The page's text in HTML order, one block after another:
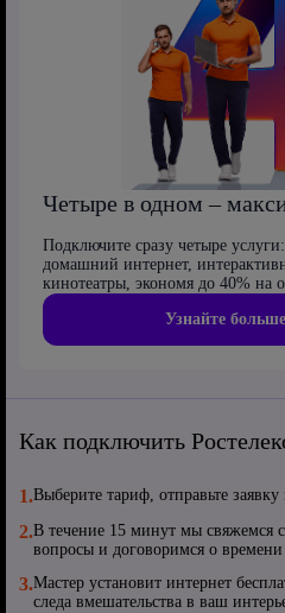
Четыре в одном –
Подключите сразу четыре
домашний интернет,
кинотеатры, экономя до 40% на
Узнайте
Как подключить
1.Выберите тариф, отправьте
2.В течение 15 минут мы свяжемся
вопросы и договоримся о
3.Мастер установит интернет
следа вмешательства в ваш